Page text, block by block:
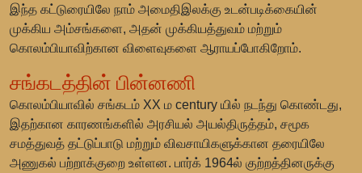
இந்த கட்டுரையிலே நாம் அமைதிஇலக்கு உடன்படிக்கையின்
முக்கிய அம்சங்களை, அதன் முக்கியத்துவம் மற்றும்
கொலம்பியாவிற்கான விளைவுகளை ஆராயப்போகிறோம்.
சங்கடத்தின் பின்னணி
கொலம்பியாவில் சங்கடம் XX ம century யில் நடந்து கொண்டது,
இதற்கான காரணங்களில் அரசியல் அயல்திருத்தம், சமூக
சமத்துவத் தட்டுப்பாடு மற்றும் விவசாயிகளுக்கான தரையிலே
அணுகல் பற்றாக்குறை உள்ளன. பார்க் 1964ல் குற்றத்தினருக்கு